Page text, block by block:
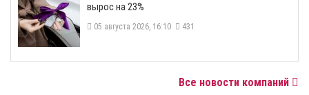
вырос на 23%
05 августа 2026, 16:10 431
Все новости компаний